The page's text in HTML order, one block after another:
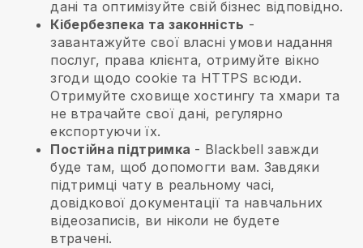
дані та оптимізуйте свій бізнес відповідно.
Кібербезпека та законність -
завантажуйте свої власні умови надання
послуг, права клієнта, отримуйте вікно
згоди щодо cookie та HTTPS всюди.
Отримуйте сховище хостингу та хмари та
не втрачайте свої дані, регулярно
експортуючи їх.
Постійна підтримка - Blackbell завжди
буде там, щоб допомогти вам. Завдяки
підтримці чату в реальному часі,
довідкової документації та навчальних
відеозаписів, ви ніколи не будете
втрачені.